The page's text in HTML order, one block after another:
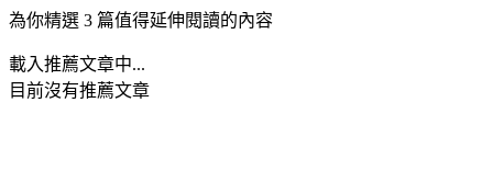
為你精選 3 篇值得延伸閱讀的內容
載入推薦文章中...
目前沒有推薦文章